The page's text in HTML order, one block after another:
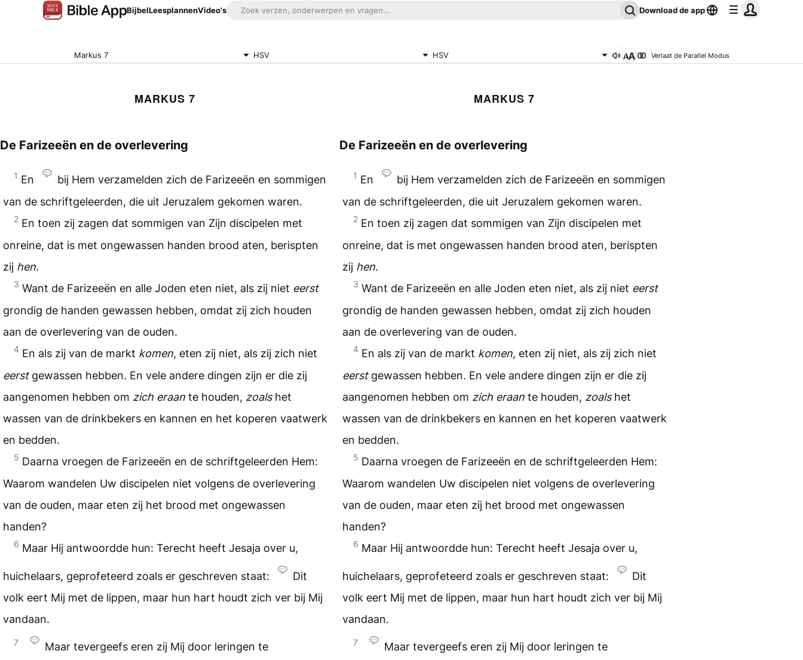
BijbelLeesplannenVideo's Download de app
Markus 7 HSV HSV Verlaat de Parallel Modus
MARKUS 7
De Farizeeën en de overlevering
1 En
bij Hem verzamelden zich de Farizeeën en sommigen
van de schriftgeleerden, die uit Jeruzalem gekomen waren.
2 En toen zij zagen dat sommigen van Zijn discipelen met
onreine, dat is met ongewassen handen brood aten, berispten
zij hen.
3 Want de Farizeeën en alle Joden eten niet, als zij niet eerst
grondig de handen gewassen hebben, omdat zij zich houden
aan de overlevering van de ouden.
4 En als zij van de markt komen, eten zij niet, als zij zich niet
eerstgewassen hebben. En vele andere dingen zijn er die zij
aangenomen hebben om zich eraan te houden, zoalshet
wassen van de drinkbekers en kannen en het koperen vaatwerk
en bedden.
5 Daarna vroegen de Farizeeën en de schriftgeleerden Hem:
Waarom wandelen Uw discipelen niet volgens de overlevering
van de ouden, maar eten zij het brood met ongewassen
handen?
6 Maar Hij antwoordde hun: Terecht heeft Jesaja over u,
huichelaars, geprofeteerd zoals er geschreven staat:
Dit
volk eert Mij met de lippen, maar hun hart houdt zich ver bij Mij
vandaan.
7
Maar tevergeefs eren zij Mij door leringen te
MARKUS 7
De Farizeeën en de overlevering
1 En
bij Hem verzamelden zich de Farizeeën en sommigen
van de schriftgeleerden, die uit Jeruzalem gekomen waren.
2 En toen zij zagen dat sommigen van Zijn discipelen met
onreine, dat is met ongewassen handen brood aten, berispten
zij hen.
3 Want de Farizeeën en alle Joden eten niet, als zij niet eerst
grondig de handen gewassen hebben, omdat zij zich houden
aan de overlevering van de ouden.
4 En als zij van de markt komen, eten zij niet, als zij zich niet
eerstgewassen hebben. En vele andere dingen zijn er die zij
aangenomen hebben om zich eraante houden, zoalshet
wassen van de drinkbekers en kannen en het koperen vaatwerk
en bedden.
5 Daarna vroegen de Farizeeën en de schriftgeleerden Hem:
Waarom wandelen Uw discipelen niet volgens de overlevering
van de ouden, maar eten zij het brood met ongewassen
handen?
6 Maar Hij antwoordde hun: Terecht heeft Jesaja over u,
huichelaars, geprofeteerd zoals er geschreven staat:
Dit
volk eert Mij met de lippen, maar hun hart houdt zich ver bij Mij
vandaan.
7
Maar tevergeefs eren zij Mij door leringen te